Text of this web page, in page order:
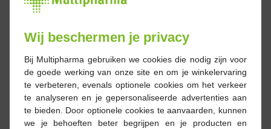
Wij beschermen je privacy
Bij Multipharma gebruiken we cookies die nodig zijn voor
de goede werking van onze site en om je winkelervaring
te verbeteren, evenals optionele cookies om het verkeer
te analyseren en je gepersonaliseerde advertenties aan
te bieden. Door optionele cookies te aanvaarden, kunnen
we je behoeften beter begrijpen en je producten en